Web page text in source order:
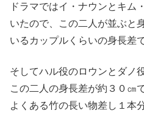
ドラマではイ・ナウンとキム
いたので、この二人が並ぶと
いるカップルくらいの身長差
そしてハル役のロウンとダノ
この二人の身長差が約３０㎝で
よくある竹の長い物差し１本